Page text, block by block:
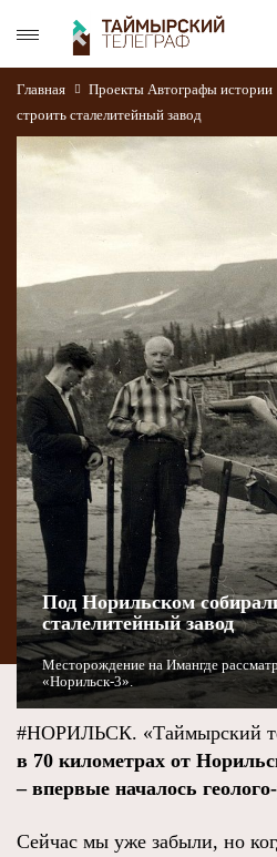
Главная Проекты Автографы истории
строить сталелитейный завод
Под Норильском
сталелитейный завод
Месторождение на Имангде
«Норильск-3».
#НОРИЛЬСК. «Таймырский
в 70 километрах от
– впервые началось
Сейчас мы уже забыли, но